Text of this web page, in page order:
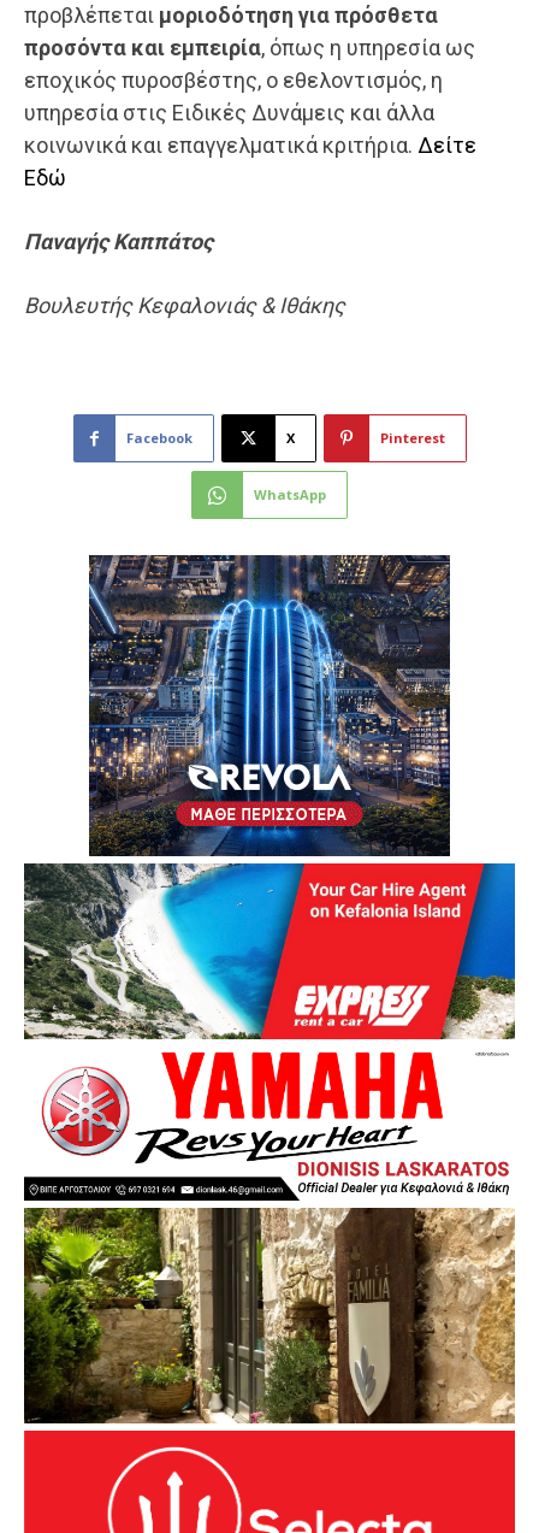
προβλέπεται μοριοδότηση για πρόσθετα
προσόντα και εμπειρία, όπως η υπηρεσία ως
εποχικός πυροσβέστης, ο εθελοντισμός, η
υπηρεσία στις Ειδικές Δυνάμεις και άλλα
κοινωνικά και επαγγελματικά κριτήρια. Δείτε
Εδώ
ΠαναγήςΚαππάτος
Βουλευτής Κεφαλονιάς & Ιθάκης
Facebook X Pinterest
WhatsApp